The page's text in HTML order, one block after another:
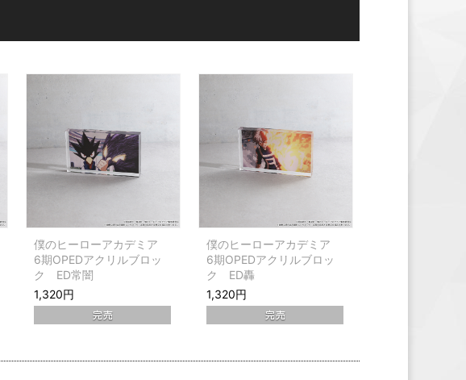
僕のヒーローアカデミア
6期OPEDアクリルブロッ
ク ED常闇
1,320円
僕のヒーローアカデミア
6期OPEDアクリルブロッ
ク ED轟
1,320円